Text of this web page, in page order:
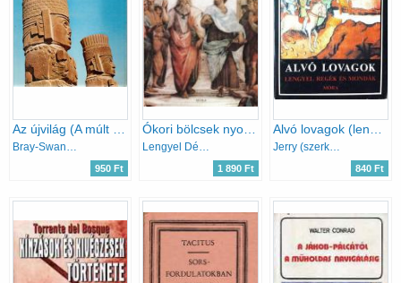
Bray-Swanson-Farrington
950 Ft
Lengyel Dénes
1 890 Ft
Jerry (szerk.) Snopek
840 Ft